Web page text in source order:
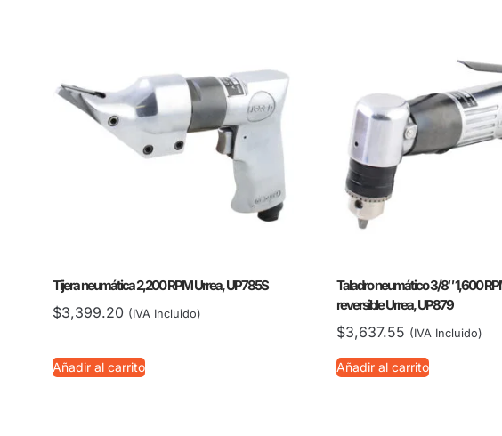
Tijera neumática 2,200 RPM Urrea, UP785S
$3,399.20 (IVA Incluido)
Añadir al carrito
Taladro neumático 3/8″ 1,600
reversible Urrea, UP879
$3,637.55 (IVA Incluido)
Añadir al carrito